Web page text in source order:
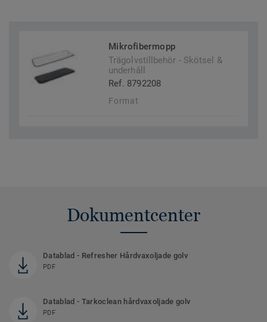
Mikrofibermopp
Trägolvstillbehör - Skötsel &
underhåll
Ref. 8792208
Format
Dokumentcenter
Datablad - Refresher Hårdvaxoljade golv
PDF
Datablad - Tarkoclean hårdvaxoljade golv
PDF